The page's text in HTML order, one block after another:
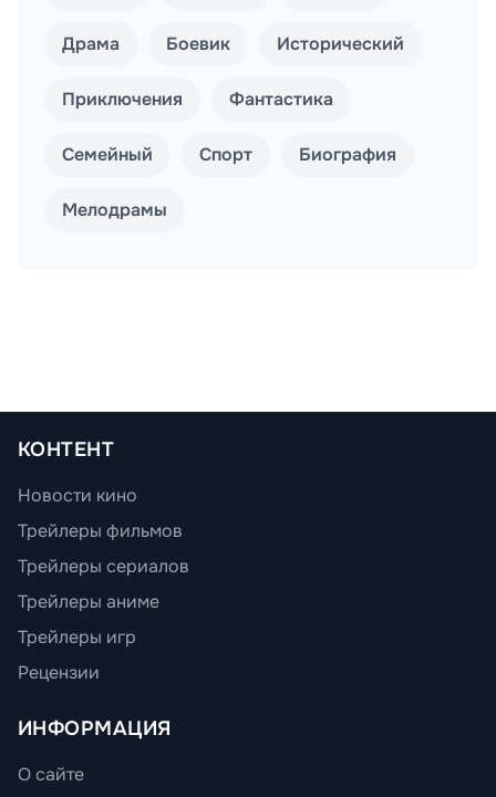
Драма Боевик Исторический
Приключения Фантастика
Семейный Спорт Биография
Мелодрамы
КОНТЕНТ
Новости кино
Трейлеры фильмов
Трейлеры сериалов
Трейлеры аниме
Трейлеры игр
Рецензии
ИНФОРМАЦИЯ
О сайте